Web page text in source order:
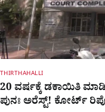
THIRTHAHALLI
20 ವರ್ಷಕ್ಕೆ ಡಕಾಯಿತಿ ಮಾಡಿ
ಪುನಃ ಅರೆಸ್ಟ್! ಕೋರ್ಟ್​